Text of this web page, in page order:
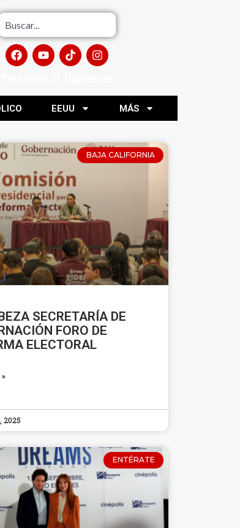
EEUU MÁS
BAJA CALIFORNIA
SECRETARÍA DE
FORO DE
ELECTORAL
»
2025
ENTÉRATE